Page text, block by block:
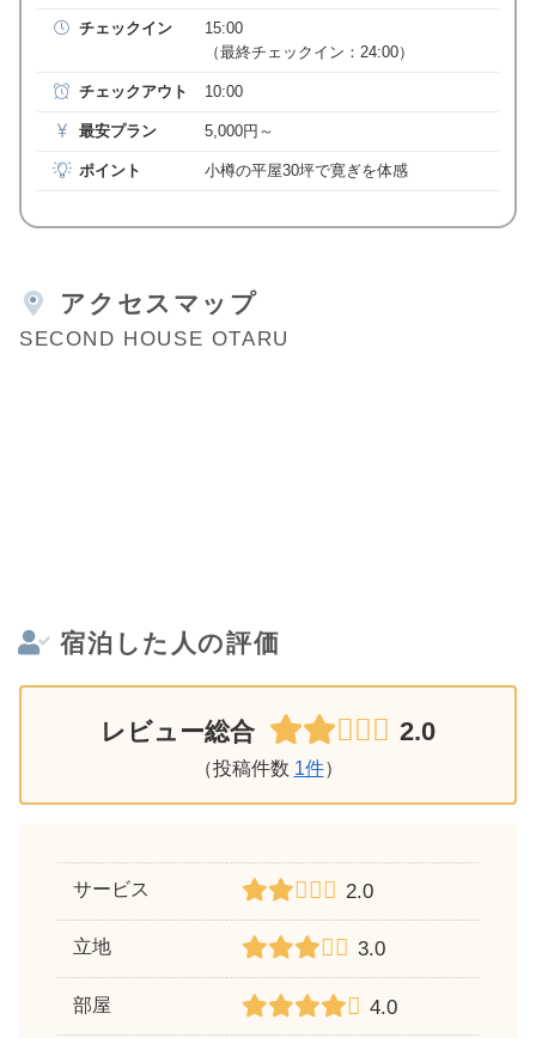
チェックイン
15:00
（最終チェックイン：24:00）
チェックアウト 10:00
最安プラン 5,000円～
ポイント 小樽の平屋30坪で寛ぎを体感
アクセスマップ
SECOND HOUSE OTARU
宿泊した人の評価
レビュー総合 2.0
（投稿件数 1件）
サービス 2.0
立地 3.0
部屋 4.0